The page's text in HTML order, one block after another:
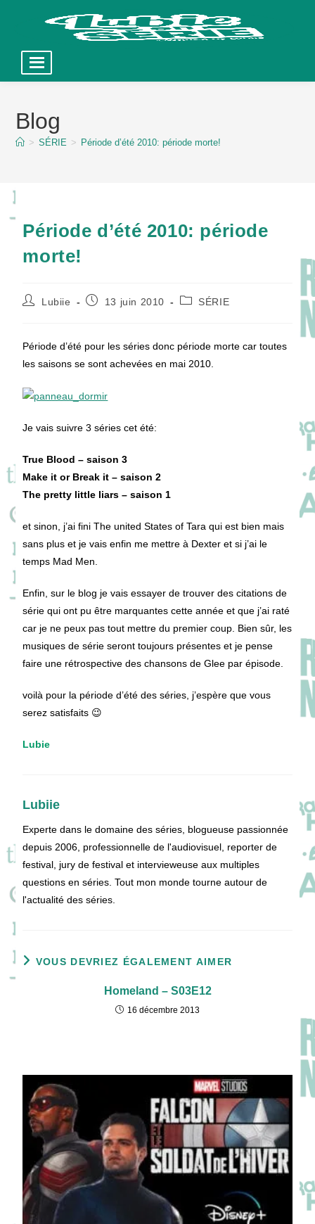
contentBlog
> SÉRIE > Période d’été 2010: période morte!
Période d’été 2010: période
morte!
Auteur/autrice
publication :
Lubiie
Publication
13 juin 2010
PostSÉRIE
Période d’été pour les séries donc période morte car toutes
les saisons se sont achevées en mai 2010.
Je vais suivre 3 séries cet été:
True Blood – saison 3
Make it or Break it – saison 2
The pretty little liars – saison 1
et sinon, j’ai fini The united States of Tara qui est bien mais
sans plus et je vais enfin me mettre à Dexter et si j’ai le
temps Mad Men.
Enfin, sur le blog je vais essayer de trouver des citations de
série qui ont pu être marquantes cette année et que j’ai raté
car je ne peux pas tout mettre du premier coup. Bien sûr, les
musiques de série seront toujours présentes et je pense
faire une rétrospective des chansons de Glee par épisode.
voilà pour la période d’été des séries, j’espère que vous
serez satisfaits 😉
Lubie
Lubiie
Experte dans le domaine des séries, blogueuse passionnée
depuis 2006, professionnelle de l'audiovisuel, reporter de
festival, jury de festival et intervieweuse aux multiples
questions en séries. Tout mon monde tourne autour de
l'actualité des séries.
VOUS DEVRIEZ ÉGALEMENT AIMER
Homeland – S03E12
16 décembre 2013